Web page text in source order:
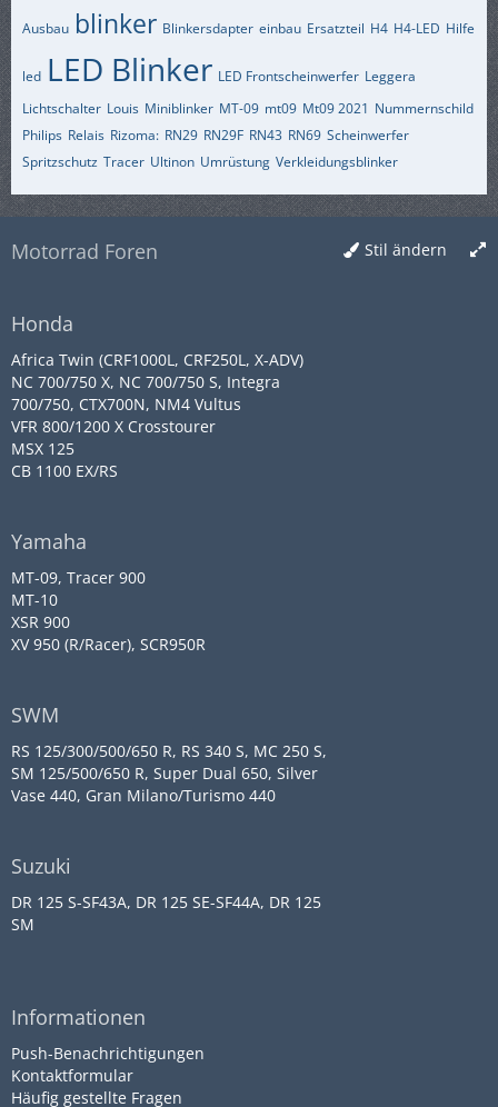
Ausbau blinker Blinkersdapter einbau Ersatzteil H4 H4-LED Hilfe
led LED Blinker LED Frontscheinwerfer Leggera
Lichtschalter Louis Miniblinker MT-09 mt09 Mt09 2021 Nummernschild
Philips Relais Rizoma: RN29 RN29F RN43 RN69 Scheinwerfer
Spritzschutz Tracer Ultinon Umrüstung Verkleidungsblinker
Stil ändern
Motorrad Foren
Honda
Africa Twin (CRF1000L, CRF250L, X-ADV)
NC 700/750 X, NC 700/750 S, Integra
700/750, CTX700N, NM4 Vultus
VFR 800/1200 X Crosstourer
MSX 125
CB 1100 EX/RS
Yamaha
MT-09, Tracer 900
MT-10
XSR 900
XV 950 (R/Racer), SCR950R
SWM
RS 125/300/500/650 R, RS 340 S, MC 250 S,
SM 125/500/650 R, Super Dual 650, Silver
Vase 440, Gran Milano/Turismo 440
Suzuki
DR 125 S-SF43A, DR 125 SE-SF44A, DR 125
SM
Informationen
Push-Benachrichtigungen
Kontaktformular
Häufig gestellte Fragen